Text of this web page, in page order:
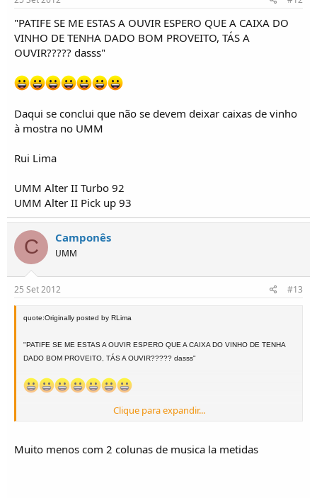
"PATIFE SE ME ESTAS A OUVIR ESPERO QUE A CAIXA DO
VINHO DE TENHA DADO BOM PROVEITO, TÁS A
OUVIR????? dasss"
Daqui se conclui que não se devem deixar caixas de vinho
à mostra no UMM
Rui Lima
UMM Alter II Turbo 92
UMM Alter II Pick up 93
C Camponês
UMM
25 Set 2012 #13
quote:Originally posted by RLima
"PATIFE SE ME ESTAS A OUVIR ESPERO QUE A CAIXA DO VINHO DE TENHA
DADO BOM PROVEITO, TÁS A OUVIR????? dasss"
Daqui se conclui que não se devem deixar caixas de vinho à mostra no UMM
Clique para expandir...
Muito menos com 2 colunas de musica la metidas